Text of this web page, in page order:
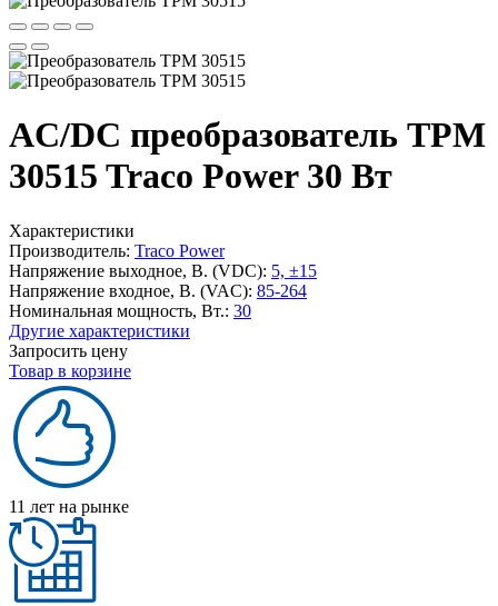
AC/DC преобразователь TPM
30515 Traco Power 30 Вт
Характеристики
Производитель: Traco Power
Напряжение выходное, В. (VDC): 5, ±15
Напряжение входное, В. (VAC): 85-264
Номинальная мощность, Вт.: 30
Другие характеристики
Запросить цену
Товар в корзине
11 лет на рынке